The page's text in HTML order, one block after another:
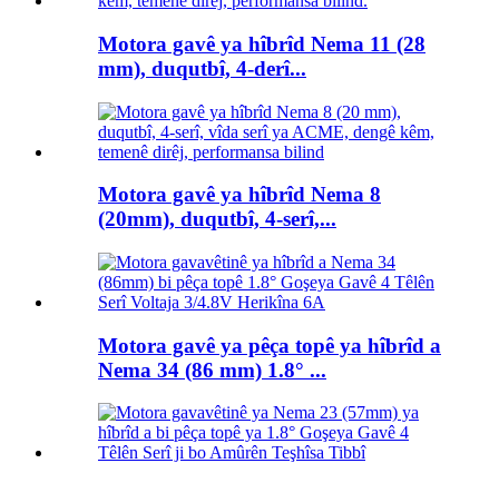
Motora gavê ya hîbrîd Nema 11 (28
mm), duqutbî, 4-derî...
Motora gavê ya hîbrîd Nema 8
(20mm), duqutbî, 4-serî,...
Motora gavê ya pêça topê ya hîbrîd a
Nema 34 (86 mm) 1.8° ...